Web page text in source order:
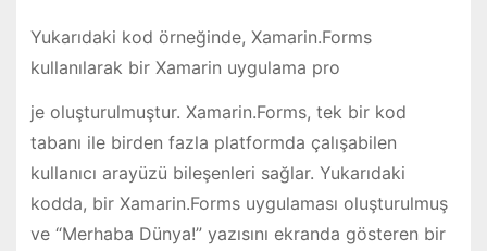
Yukarıdaki kod örneğinde, Xamarin.Forms
kullanılarak bir Xamarin uygulama pro
je oluşturulmuştur. Xamarin.Forms, tek bir kod
tabanı ile birden fazla platformda çalışabilen
kullanıcı arayüzü bileşenleri sağlar. Yukarıdaki
kodda, bir Xamarin.Forms uygulaması oluşturulmuş
ve “Merhaba Dünya!” yazısını ekranda gösteren bir